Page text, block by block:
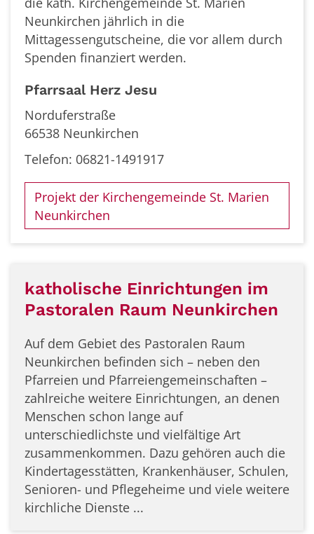
Neunkirchen jährlich in die
Mittagessengutscheine, die vor allem durch
Spenden finanziert werden.
Pfarrsaal Herz Jesu
Norduferstraße
66538 Neunkirchen
Telefon: 06821-1491917
Projekt der Kirchengemeinde St. Marien
Neunkirchen
katholische Einrichtungen im
Pastoralen Raum Neunkirchen
Auf dem Gebiet des Pastoralen Raum
Neunkirchen befinden sich – neben den
Pfarreien und Pfarreiengemeinschaften –
zahlreiche weitere Einrichtungen, an denen
Menschen schon lange auf
unterschiedlichste und vielfältige Art
zusammenkommen. Dazu gehören auch die
Kindertagesstätten, Krankenhäuser, Schulen,
Senioren- und Pflegeheime und viele weitere
kirchliche Dienste ...